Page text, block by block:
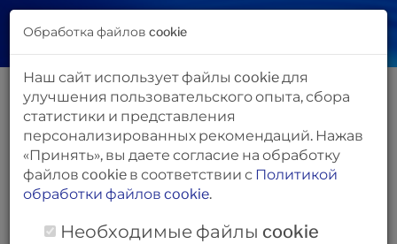
Обработка файлов cookie
Наш сайт использует файлы cookie для
улучшения пользовательского опыта, сбора
статистики и представления
персонализированных рекомендаций. Нажав
«Принять», вы даете согласие на обработку
файлов cookie в соответствии с Политикой
обработки файлов cookie.
Необходимые файлы cookie
Новые модели маршрутизаторов
Keenetic уже в наличии